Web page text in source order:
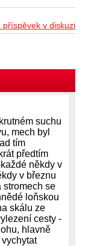
příspěvek v diskuzi
suchu
mech byl
tím
předtím
někdy v
v březnu
stromech se
loňskou
skálu ze
cesty -
hlavně